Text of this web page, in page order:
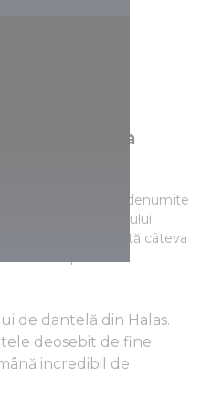
din Colecția
numeroase valori denumite
a patrimoniului
maghiare. Iată câteva
de dantelă din Halas.
deosebit de fine
incredibil de